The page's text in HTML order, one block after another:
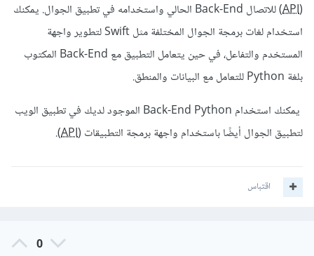
API
) للاتصال Back-End الحالي واستخدامه في تطبيق الجوال. يمكنك
استخدام لغات برمجة الجوال المختلفة مثل Swift لتطوير واجهة
المستخدم والتفاعل، في حين يتعامل التطبيق مع Back-End المكتوب
بلغة Python للتعامل مع البيانات والمنطق.
يمكنك استخدام Back-End Python الموجود لديك في تطبيق الويب
لتطبيق الجوال أيضًا باستخدام واجهة برمجة التطبيقات ( API
).
اقتباس
0